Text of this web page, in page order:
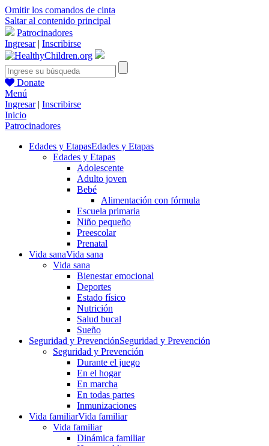
Omitir los comandos de cinta
Saltar al contenido principal
Patrocinadores
Ingresar| Inscribirse
Donate
Menú
Ingresar| Inscribirse
Inicio
Patrocinadores
Edades y EtapasEdades y Etapas
Edades y Etapas
Adolescente
Adulto joven
Bebé
Alimentación con fórmula
Escuela primaria
Niño pequeño
Preescolar
Prenatal
Vida sanaVida sana
Vida sana
Bienestar emocional
Deportes
Estado físico
Nutrición
Salud bucal
Sueño
Seguridad y PrevenciónSeguridad y Prevención
Seguridad y Prevención
Durante el juego
En el hogar
En marcha
En todas partes
Inmunizaciones
Vida familiarVida familiar
Vida familiar
Dinámica familiar